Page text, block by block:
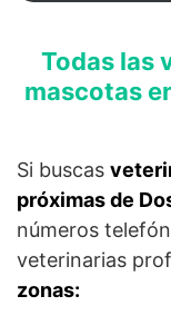
Todas las
mascotas
Si buscas
próximas de
números
veterinarias
zonas: